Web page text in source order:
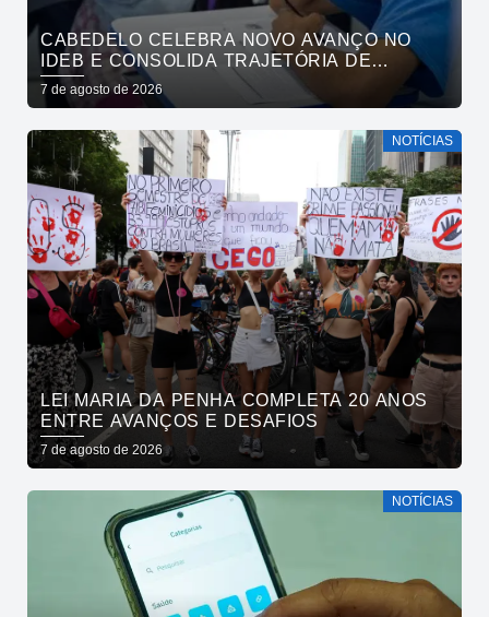
CABEDELO CELEBRA NOVO AVANÇO NO
IDEB E CONSOLIDA TRAJETÓRIA DE
CRESCIMENTO NA EDUCAÇÃO PÚBLICA
7 de agosto de 2026
NOTÍCIAS
LEI MARIA DA PENHA COMPLETA 20 ANOS
ENTRE AVANÇOS E DESAFIOS
7 de agosto de 2026
NOTÍCIAS